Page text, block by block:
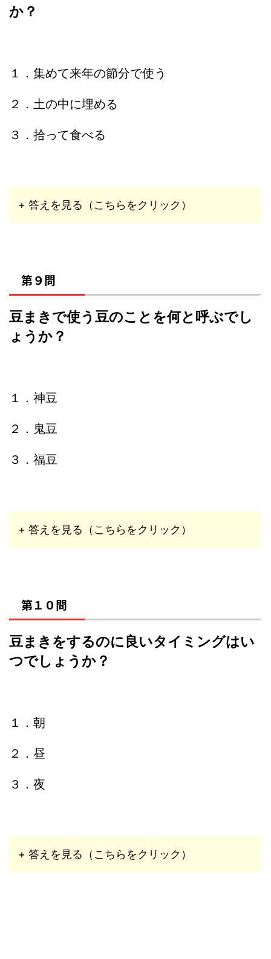
か？
１．集めて来年の節分で使う
２．土の中に埋める
３．拾って食べる
+ 答えを見る（こちらをクリック）
第９問
豆まきで使う豆のことを何と呼ぶでし
ょうか？
１．神豆
２．鬼豆
３．福豆
+ 答えを見る（こちらをクリック）
第１０問
豆まきをするのに良いタイミングはい
つでしょうか？
１．朝
２．昼
３．夜
+ 答えを見る（こちらをクリック）